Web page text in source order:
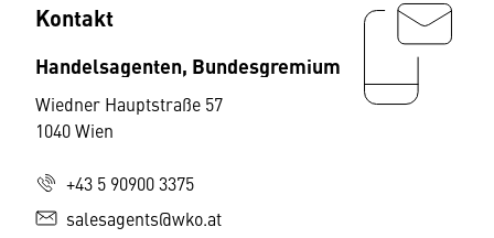
Kontakt
Handelsagenten, Bundesgremium
Wiedner Hauptstraße 57
1040 Wien
+43 5 90900 3375
salesagents@wko.at